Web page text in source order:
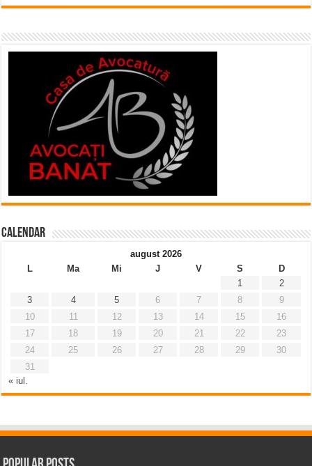
Calendar
august 2026
L
Ma Mi J V S
D
1
2
3
4 5 6 7 8
9
10
11 12 13 14 15
16
17
18 19 20 21 22
23
24
25 26 27 28 29
30
31
« iul.